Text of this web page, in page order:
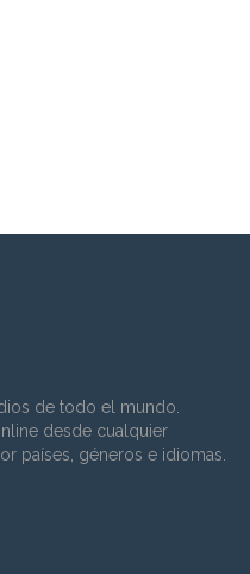
de todo el mundo.
desde cualquier
países, géneros e idiomas.